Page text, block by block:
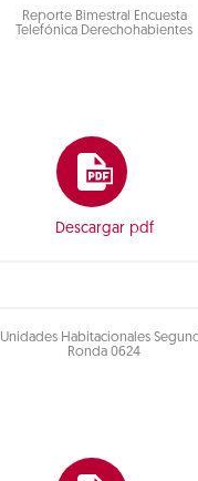
Reporte Bimestral Encuesta
Telefónica Derechohabientes
Descargar pdf
Unidades Habitacionales
Ronda 0624